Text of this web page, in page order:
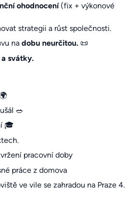
ohodnocení(fix + výkonové
strategii a růst společnosti.
na dobu neurčitou. 📜
svátky.
🥗
🎓
pracovní doby
práce z domova
ve vile se zahradou na Praze 4.